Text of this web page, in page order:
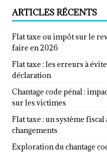
ARTICLES RÉCENTS
Flat taxe ou impôt sur le
faire en 2026
Flat taxe : les erreurs à
déclaration
Chantage code pénal :
sur les victimes
Flat taxe : un système fiscal
changements
Exploration du chantage